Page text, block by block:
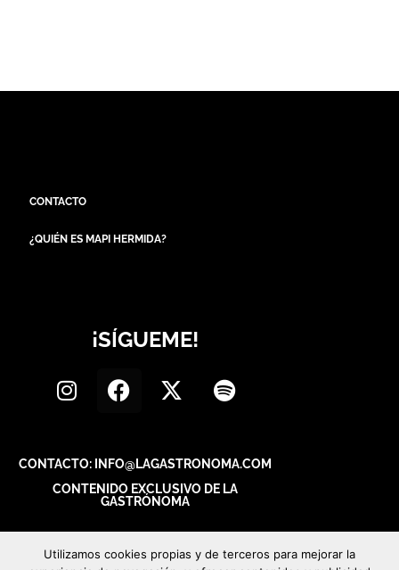
CONTACTO
¿QUIÉN ES MAPI HERMIDA?
¡SÍGUEME!
CONTACTO: INFO@LAGASTRONOMA.COM
CONTENIDO EXCLUSIVO DE LA
GASTRÓNOMA
Utilizamos cookies propias y de terceros para mejorar la